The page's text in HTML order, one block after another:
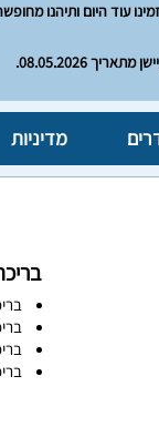
עוד היום ותיהנו
08.05.2026.
מדיניות